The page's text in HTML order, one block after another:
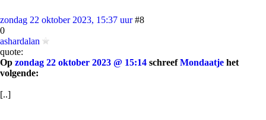
zondag 22 oktober 2023, 15:37 uur #8
0
ashardalan
quote:
Op zondag 22 oktober 2023 @ 15:14 schreefMondaatje het
volgende:
[..]